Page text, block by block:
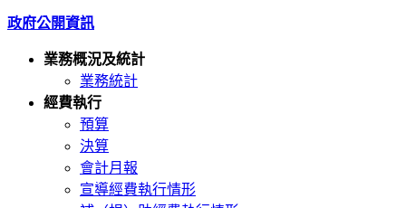
政府公開資訊
業務概況及統計
業務統計
經費執行
預算
決算
會計月報
宣導經費執行情形